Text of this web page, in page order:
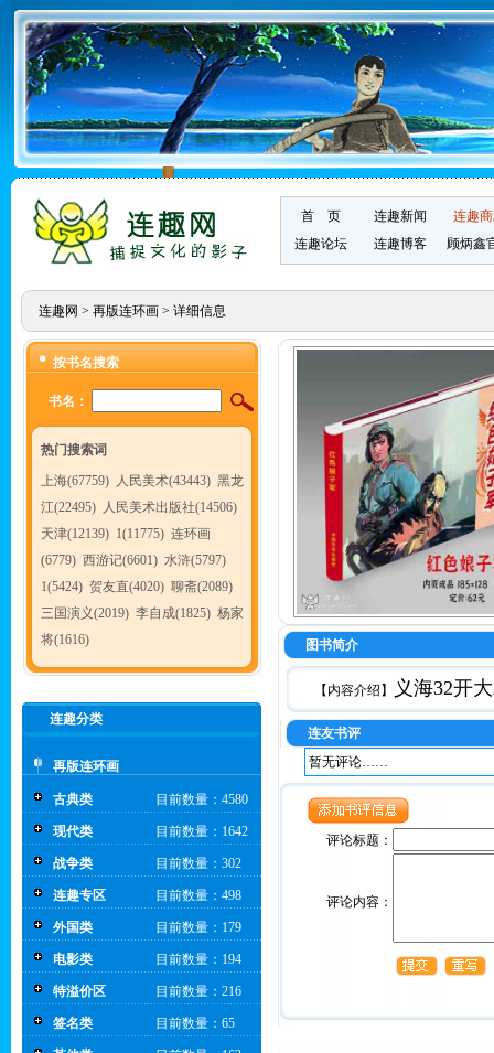
首 页 连趣新闻
连趣
连趣论坛
连趣博客 顾炳鑫
连趣网 > 再版连环画> 详细信息
按书名搜索
书名：
热门搜索词
上海(67759) 人民美术(43443) 黑龙
江(22495) 人民美术出版社(14506)
天津(12139) 1(11775) 连环画
(6779) 西游记(6601) 水浒(5797)
1(5424) 贺友直(4020) 聊斋(2089)
三国演义(2019) 李自成(1825) 杨家
将(1616)
连趣分类
再版连环画
古典类 目前数量：4580
现代类 目前数量：1642
战争类 目前数量：302
连趣专区 目前数量：498
外国类 目前数量：179
电影类 目前数量：194
特溢价区 目前数量：216
签名类 目前数量：65
图书简介
【内容介绍】 义海32开
连友书评
暂无评论……
评论标题：
评论内容：